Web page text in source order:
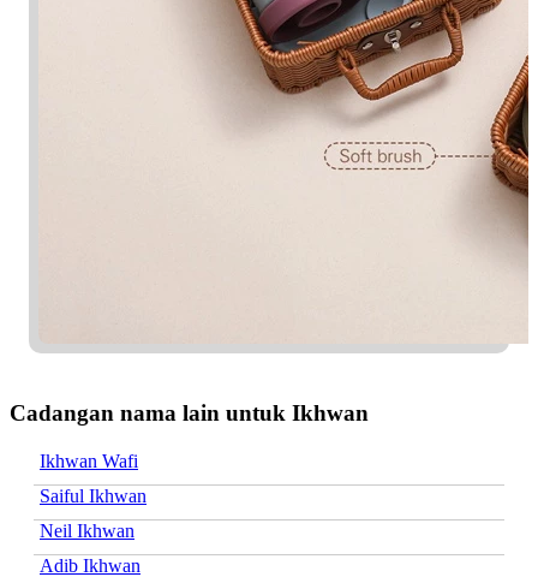
Cadangan nama lain untuk Ikhwan
Ikhwan Wafi
Saiful Ikhwan
Neil Ikhwan
Adib Ikhwan